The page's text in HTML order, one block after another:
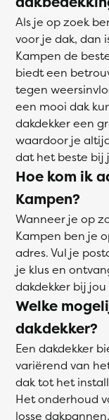
Als je op zoek
voor je dak, dan
Kampen de
biedt een
tegen
een mooi dak
dakdekker een
waardoor je
dat het beste bij
Hoe kom ik
Kampen?
Wanneer je op
Kampen ben je
adres. Vul je
je klus en
dakdekker bij
Welke
dakdekker?
Een dakdekker
variërend van
dak tot het
Het onderhoud
losse